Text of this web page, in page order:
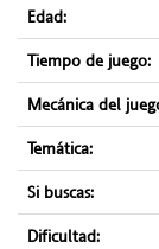
Edad:
Tiempo de juego:
Mecánica del
Temática:
Si buscas:
Dificultad: